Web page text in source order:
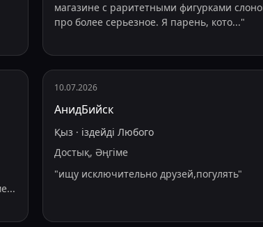
магазине с раритетными фигурками
про более серьезное. Я парень, кото..."
10.07.2026
АнидБийск
Қыз· іздейді Любого
Достық, Әңгіме
"ищу исключительно друзей,погулять"